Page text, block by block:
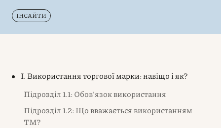
ІНСАЙТИ
I. Використання торгової марки: навіщо і як?
Підрозділ 1.1: Обов’язок використання
Підрозділ 1.2: Що вважається використанням
ТМ?